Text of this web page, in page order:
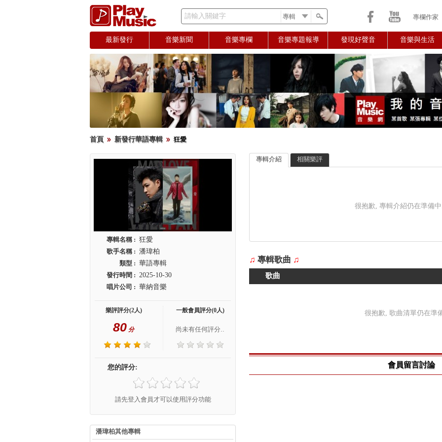
請輸入關鍵字 專欄作家
最新發行 音樂新聞 音樂專欄 音樂專題報導 發現好聲音 音樂與生活
首頁 新發行華語專輯 狂愛
專輯名稱 : 狂愛
歌手名稱 : 潘瑋柏
類型 : 華語專輯
發行時間 : 2025-10-30
唱片公司 : 華納音樂
樂評評分(2人)
80 分
一般會員評分(0人)
尚未有任何評分..
您的評分:
請先登入會員才可以使用評分功能
潘瑋柏其他專輯
專輯介紹 相關樂評
很抱歉, 專輯介紹仍在準備
♫ 專輯歌曲 ♫
歌曲
很抱歉, 歌曲清單仍在準
會員留言討論